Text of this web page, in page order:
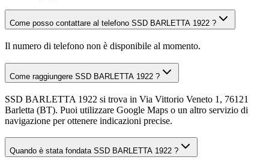
Come posso contattare al telefono SSD BARLETTA 1922 ?
Il numero di telefono non è disponibile al momento.
Come raggiungere SSD BARLETTA 1922 ?
SSD BARLETTA 1922 si trova in Via Vittorio Veneto 1, 76121
Barletta (BT). Puoi utilizzare Google Maps o un altro servizio di
navigazione per ottenere indicazioni precise.
Quando è stata fondata SSD BARLETTA 1922 ?